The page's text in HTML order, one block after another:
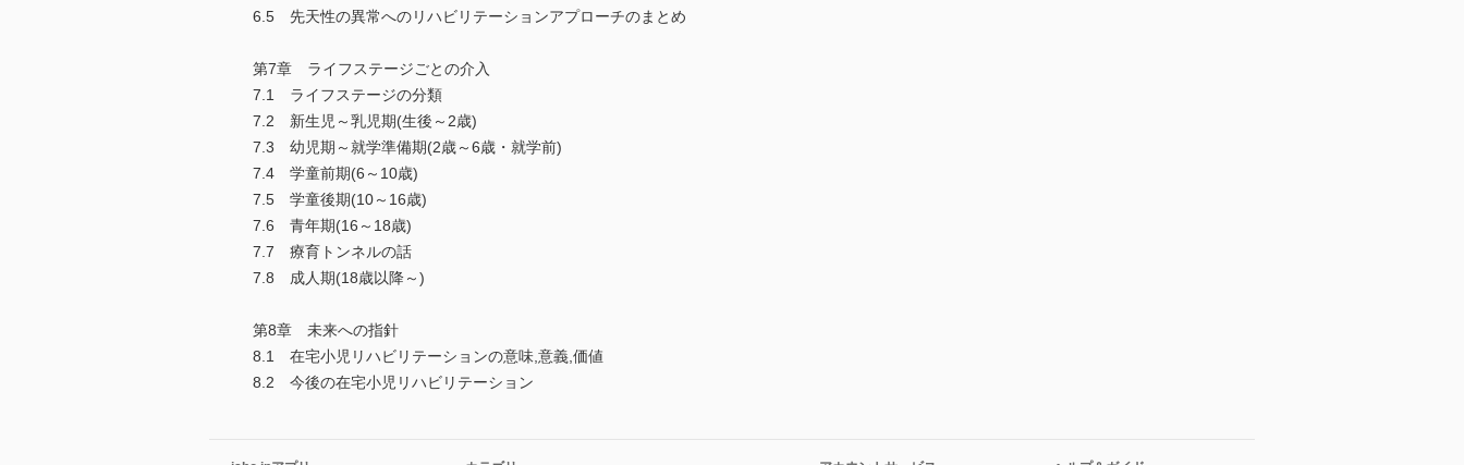
6.5 先天性の異常へのリハビリテーションアプローチのまとめ
第7章 ライフステージごとの介入
7.1 ライフステージの分類
7.2 新生児～乳児期(生後～2歳)
7.3 幼児期～就学準備期(2歳～6歳・就学前)
7.4 学童前期(6～10歳)
7.5 学童後期(10～16歳)
7.6 青年期(16～18歳)
7.7 療育トンネルの話
7.8 成人期(18歳以降～)
第8章 未来への指針
8.1 在宅小児リハビリテーションの意味,意義,価値
8.2 今後の在宅小児リハビリテーション